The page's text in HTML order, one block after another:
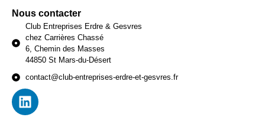
Nous contacter
Club Entreprises Erdre & Gesvres
chez Carrières Chassé
6, Chemin des Masses
44850 St Mars-du-Désert
contact@club-entreprises-erdre-et-gesvres.fr